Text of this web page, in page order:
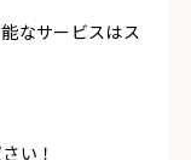
なサービスはス
い！